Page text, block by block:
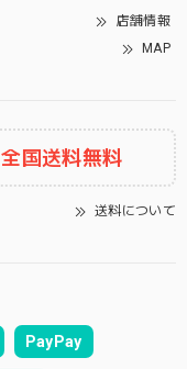
店舗情報
MAP
全国送料無料
送料について
PayPay